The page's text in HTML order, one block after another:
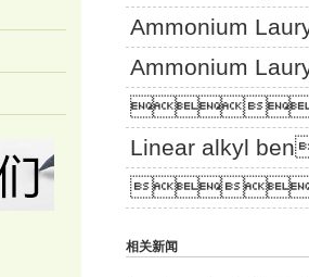
Ammonium
Ammonium

Linear alkyl

相关新闻